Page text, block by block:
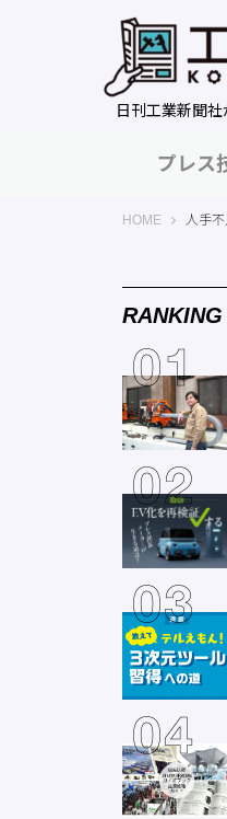
日刊工業新聞
プレス
HOME 工場マガ
人手不
RANKING